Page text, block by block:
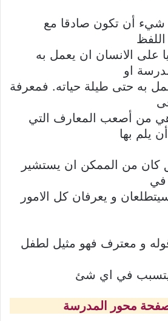
أن تكون صادقا مع
على الانسان ان يعمل به
او
به حتى طيلة حياته. فمعرفة
من أصعب المعارف التي
يلم بها
كان من الممكن ان يستشير
في
و يعرفان كل الامور
و معترف فهو مثيل لطفل
يتسبب في اي شئ
محور المدرسة